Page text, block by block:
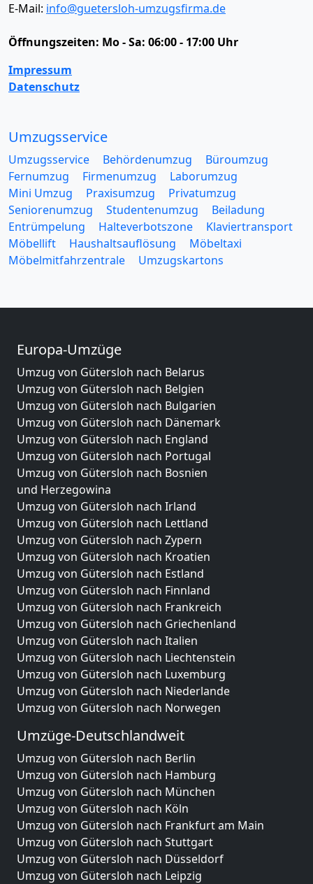
E-Mail: info@guetersloh-umzugsfirma.de
Öffnungszeiten: Mo - Sa: 06:00 - 17:00 Uhr
Impressum
Datenschutz
Umzugsservice
Umzugsservice Behördenumzug
Büroumzug
Fernumzug
Firmenumzug
Laborumzug
Mini Umzug
Praxisumzug
Privatumzug
Seniorenumzug
Studentenumzug
Beiladung
Entrümpelung
Halteverbotszone
Klaviertransport
Möbellift
Haushaltsauflösung
Möbeltaxi
Möbelmitfahrzentrale
Umzugskartons
Europa-Umzüge
Umzug von Gütersloh nach Belarus
Umzug von Gütersloh nach Belgien
Umzug von Gütersloh nach Bulgarien
Umzug von Gütersloh nach Dänemark
Umzug von Gütersloh nach England
Umzug von Gütersloh nach Portugal
Umzug von Gütersloh nach Bosnien
und Herzegowina
Umzug von Gütersloh nach Irland
Umzug von Gütersloh nach Lettland
Umzug von Gütersloh nach Zypern
Umzug von Gütersloh nach Kroatien
Umzug von Gütersloh nach Estland
Umzug von Gütersloh nach Finnland
Umzug von Gütersloh nach Frankreich
Umzug von Gütersloh nach Griechenland
Umzug von Gütersloh nach Italien
Umzug von Gütersloh nach Liechtenstein
Umzug von Gütersloh nach Luxemburg
Umzug von Gütersloh nach Niederlande
Umzug von Gütersloh nach Norwegen
Umzüge-Deutschlandweit
Umzug von Gütersloh nach Berlin
Umzug von Gütersloh nach Hamburg
Umzug von Gütersloh nach München
Umzug von Gütersloh nach Köln
Umzug von Gütersloh nach Frankfurt am Main
Umzug von Gütersloh nach Stuttgart
Umzug von Gütersloh nach Düsseldorf
Umzug von Gütersloh nach Leipzig